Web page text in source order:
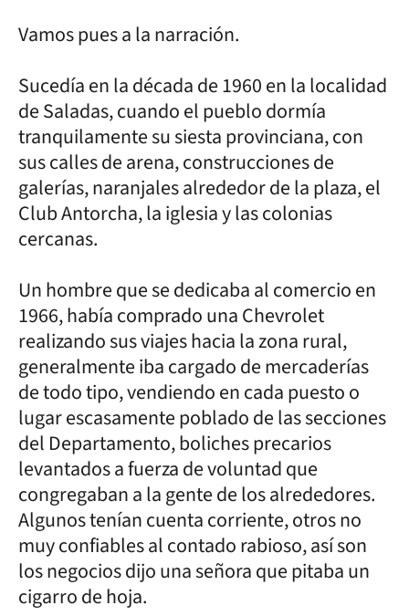
Vamos pues a la narración.
Sucedía en la década de 1960 en la localidad
de Saladas, cuando el pueblo dormía
tranquilamente su siesta provinciana, con
sus calles de arena, construcciones de
galerías, naranjales alrededor de la plaza, el
Club Antorcha, la iglesia y las colonias
cercanas.
Un hombre que se dedicaba al comercio en
1966, había comprado una Chevrolet
realizando sus viajes hacia la zona rural,
generalmente iba cargado de mercaderías
de todo tipo, vendiendo en cada puesto o
lugar escasamente poblado de las secciones
del Departamento, boliches precarios
levantados a fuerza de voluntad que
congregaban a la gente de los alrededores.
Algunos tenían cuenta corriente, otros no
muy confiables al contado rabioso, así son
los negocios dijo una señora que pitaba un
cigarro de hoja.